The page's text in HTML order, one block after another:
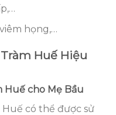
họng,…
Huế Hiệu
Huế cho Mẹ Bầu
có thể được sử